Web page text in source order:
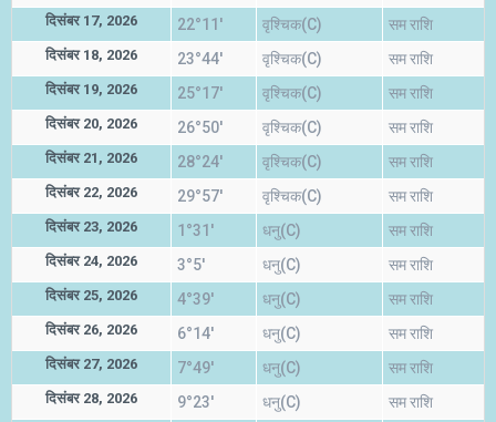
दिसंबर 17, 2026 22°11' वृश्चिक(C) सम राशि
दिसंबर 18, 2026 23°44' वृश्चिक(C) सम राशि
दिसंबर 19, 2026 25°17' वृश्चिक(C) सम राशि
दिसंबर 20, 2026 26°50' वृश्चिक(C) सम राशि
दिसंबर 21, 2026 28°24' वृश्चिक(C) सम राशि
दिसंबर 22, 2026 29°57' वृश्चिक(C) सम राशि
दिसंबर 23, 2026 1°31' धनु(C) सम राशि
दिसंबर 24, 2026 3°5' धनु(C) सम राशि
दिसंबर 25, 2026 4°39' धनु(C) सम राशि
दिसंबर 26, 2026 6°14' धनु(C) सम राशि
दिसंबर 27, 2026 7°49' धनु(C) सम राशि
दिसंबर 28, 2026 9°23' धनु(C) सम राशि